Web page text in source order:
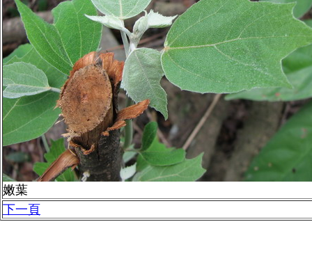
嫩葉
下一頁